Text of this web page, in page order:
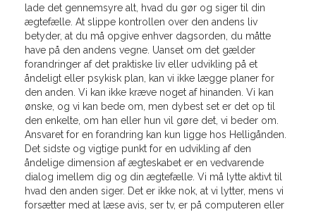
lade det gennemsyre alt, hvad du gør og siger til din
ægtefælle. At slippe kontrollen over den andens liv
betyder, at du må opgive enhver dagsorden, du måtte
have på den andens vegne. Uanset om det gælder
forandringer af det praktiske liv eller udvikling på et
åndeligt eller psykisk plan, kan vi ikke lægge planer for
den anden. Vi kan ikke kræve noget af hinanden. Vi kan
ønske, og vi kan bede om, men dybest set er det op til
den enkelte, om han eller hun vil gøre det, vi beder om.
Ansvaret for en forandring kan kun ligge hos Helligånden.
Det sidste og vigtige punkt for en udvikling af den
åndelige dimension af ægteskabet er en vedvarende
dialog imellem dig og din ægtefælle. Vi må lytte aktivt til
hvad den anden siger. Det er ikke nok, at vi lytter, mens vi
forsætter med at læse avis, ser tv, er på computeren eller